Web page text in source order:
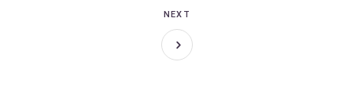
NEXT